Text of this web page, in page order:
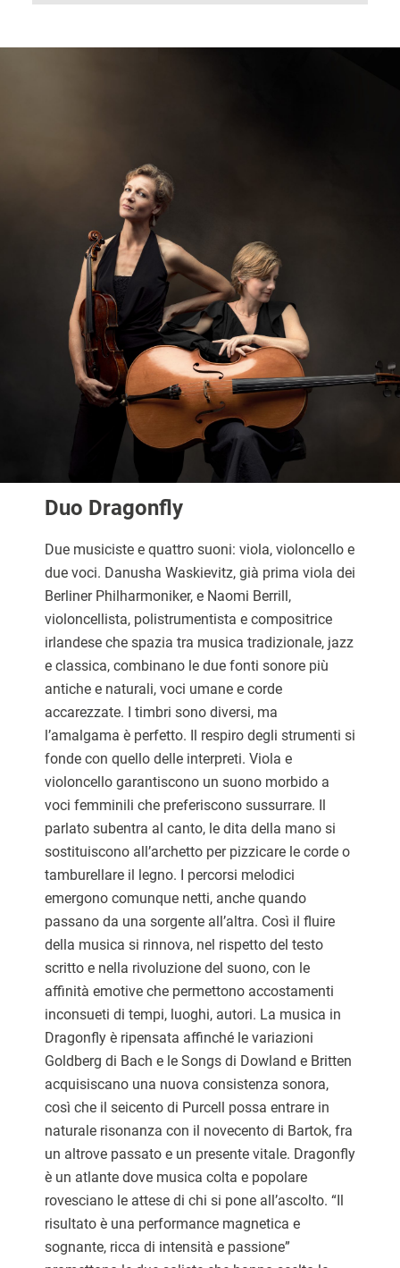
Duo Dragonfly
Due musiciste e quattro suoni: viola, violoncello e
due voci. Danusha Waskievitz, già prima viola dei
Berliner Philharmoniker, e Naomi Berrill,
violoncellista, polistrumentista e compositrice
irlandese che spazia tra musica tradizionale, jazz
e classica, combinano le due fonti sonore più
antiche e naturali, voci umane e corde
accarezzate. I timbri sono diversi, ma
l’amalgama è perfetto. Il respiro degli strumenti si
fonde con quello delle interpreti. Viola e
violoncello garantiscono un suono morbido a
voci femminili che preferiscono sussurrare. Il
parlato subentra al canto, le dita della mano si
sostituiscono all’archetto per pizzicare le corde o
tamburellare il legno. I percorsi melodici
emergono comunque netti, anche quando
passano da una sorgente all’altra. Così il fluire
della musica si rinnova, nel rispetto del testo
scritto e nella rivoluzione del suono, con le
affinità emotive che permettono accostamenti
inconsueti di tempi, luoghi, autori. La musica in
Dragonfly è ripensata affinché le variazioni
Goldberg di Bach e le Songs di Dowland e Britten
acquisiscano una nuova consistenza sonora,
così che il seicento di Purcell possa entrare in
naturale risonanza con il novecento di Bartok, fra
un altrove passato e un presente vitale. Dragonfly
è un atlante dove musica colta e popolare
rovesciano le attese di chi si pone all’ascolto. “Il
risultato è una performance magnetica e
sognante, ricca di intensità e passione”